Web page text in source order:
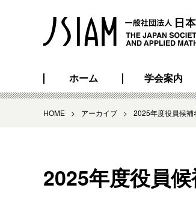
ホーム 学会案内
HOME > アーカイブ > 2025年度役員候
2025年度役員